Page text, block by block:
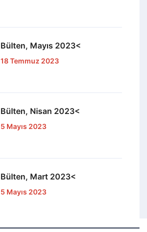
Bülten, Mayıs 2023<
18 Temmuz 2023
Bülten, Nisan 2023<
5 Mayıs 2023
Bülten, Mart 2023<
5 Mayıs 2023